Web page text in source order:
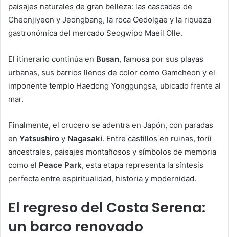
paisajes naturales de gran belleza: las cascadas de
Cheonjiyeon y Jeongbang, la roca Oedolgae y la riqueza
gastronómica del mercado Seogwipo Maeil Olle.
El itinerario continúa en Busan, famosa por sus playas
urbanas, sus barrios llenos de color como Gamcheon y el
imponente templo Haedong Yonggungsa, ubicado frente al
mar.
Finalmente, el crucero se adentra en Japón, con paradas
en Yatsushiro y Nagasaki. Entre castillos en ruinas, torii
ancestrales, paisajes montañosos y símbolos de memoria
como el Peace Park, esta etapa representa la síntesis
perfecta entre espiritualidad, historia y modernidad.
El regreso del Costa Serena:
un barco renovado